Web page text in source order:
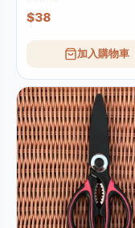
$38
加入購物車